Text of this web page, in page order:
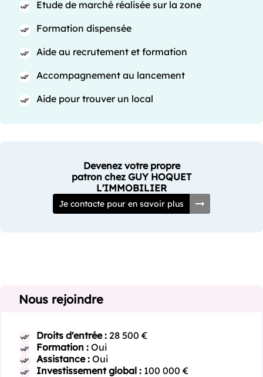
Etude de marché réalisée sur la zone
Formation dispensée
Aide au recrutement et formation
Accompagnement au lancement
Aide pour trouver un local
Devenez votre propre
patron chez GUY HOQUET
L'IMMOBILIER
Je contacte pour en savoir plus
Nous rejoindre
Droits d'entrée : 28 500 €
Formation : Oui
Assistance : Oui
Investissement global : 100 000 €